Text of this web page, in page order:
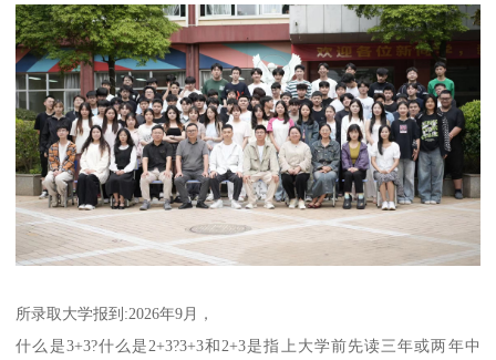
所录取大学报到:2026年9月，
什么是3+3?什么是2+3?3+3和2+3是指上大学前先读三年或两年中